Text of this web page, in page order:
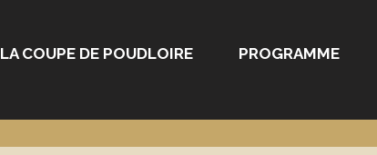
LA COUPE DE POUDLOIRE PROGRAMME